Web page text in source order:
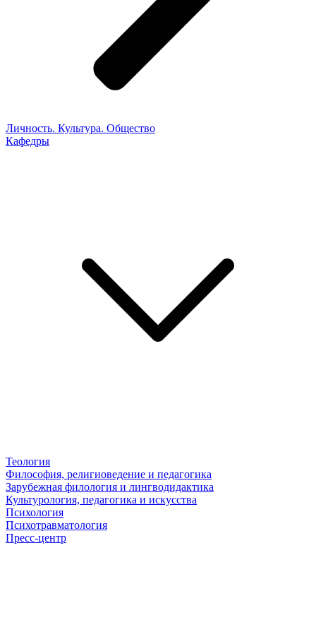
Личность. Культура. Общество
Кафедры
Теология
Философия, религиоведение и педагогика
Зарубежная филология и лингводидактика
Культурология, педагогика и искусства
Психология
Психотравматология
Пресс-центр